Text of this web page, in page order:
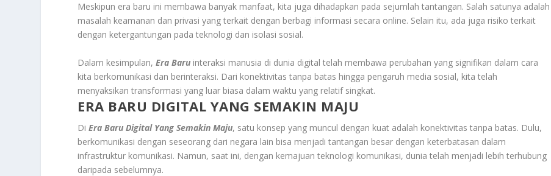
Meskipun era baru ini membawa banyak manfaat, kita juga dihadapkan pada sejumlah tantangan. Salah satunya adalah
masalah keamanan dan privasi yang terkait dengan berbagi informasi secara online. Selain itu, ada juga risiko terkait
dengan ketergantungan pada teknologi dan isolasi sosial.
Dalam kesimpulan,Era Baru interaksi manusia di dunia digital telah membawa perubahan yang signifikan dalam cara
kita berkomunikasi dan berinteraksi. Dari konektivitas tanpa batas hingga pengaruh media sosial, kita telah
menyaksikan transformasi yang luar biasa dalam waktu yang relatif singkat.
ERA BARU DIGITAL YANG SEMAKIN MAJU
DiEra Baru Digital Yang Semakin Maju, satu konsep yang muncul dengan kuat adalah konektivitas tanpa batas. Dulu,
berkomunikasi dengan seseorang dari negara lain bisa menjadi tantangan besar dengan keterbatasan dalam
infrastruktur komunikasi. Namun, saat ini, dengan kemajuan teknologi komunikasi, dunia telah menjadi lebih terhubung
daripada sebelumnya.